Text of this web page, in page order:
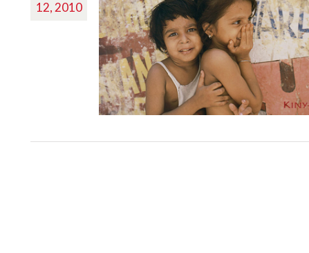
12, 2010